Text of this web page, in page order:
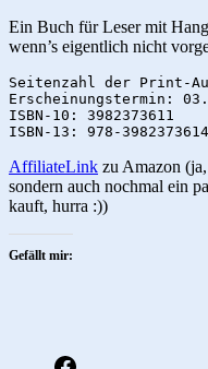
Ein Buch für Leser mit
wenn’s eigentlich nicht
Seitenzahl der Print-
Erscheinungstermin:
ISBN-10: 3982373611
ISBN-13: 978-3982373614
AffiliateLink zu Amazon
sondern auch nochmal ein
kauft, hurra :))
Gefällt mir: